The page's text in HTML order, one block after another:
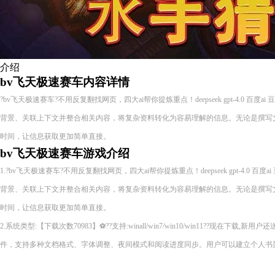
介绍
bv飞天极速赛车内容详情
?bv飞天极速赛车?不用反复翻找网页，四大ai帮你提炼重点！deepseek gpt-4.0 百度ai
背景、关联上下文并整合相关内容，将复杂资料转化为容易理解的信息。无论是撰
时间，让信息获取更加简单直接。
bv飞天极速赛车游戏介绍
1.?bv飞天极速赛车?不用反复翻找网页，四大ai帮你提炼重点！deepseek gpt-4.0 百度
背景、关联上下文并整合相关内容，将复杂资料转化为容易理解的信息。无论是撰
时间，让信息获取更加简单直接。
2.系统类型:【下载次数70983】⚽??支持:winall/win7/win10/win11??现在下载,新用户
件，支持多种文档格式、字体调整、夜间模式和阅读进度同步。用户可以建立个人